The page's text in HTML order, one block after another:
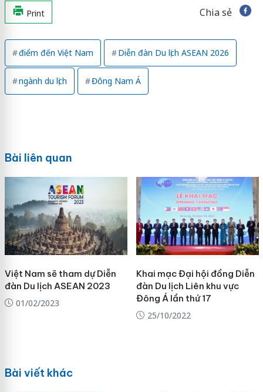
Print Chia sẻ
điểm đến Việt Nam Diễn đàn Du lịch ASEAN 2026
ngành du lịch Đông Nam Á
Bài liên quan
Việt Nam sẽ tham dự Diễn
đàn Du lịch ASEAN 2023
01/02/2023
Khai mạc Đại hội đồng Diễn
đàn Du lịch Liên khu vực
Đông Á lần thứ 17
25/10/2022
Bài viết khác